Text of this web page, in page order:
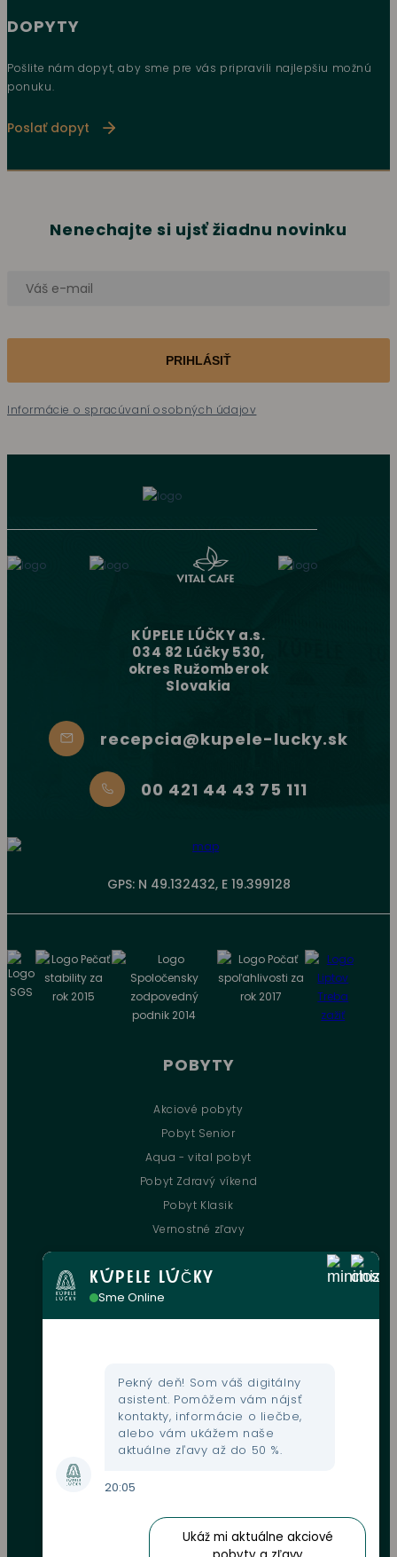
DOPYTY
Pošlite nám dopyt, aby sme pre vás pripravili najlepšiu možnú
ponuku.
Poslať dopyt
Nenechajte si ujsť žiadnu novinku
PRIHLÁSIŤ
Informácie o spracúvaní osobných údajov
KÚPELE LÚČKY a.s.
034 82 Lúčky 530,
okres Ružomberok
Slovakia
recepcia@kupele-lucky.sk
00 421 44 43 75 111
GPS: N 49.132432, E 19.399128
POBYTY
Akciové pobyty
Pobyt Senior
Aqua - vital pobyt
Pobyt Zdravý víkend
Pobyt Klasik
Vernostné zľavy
UŽITOČNÉ INFORMÁCIE
Mapa areálu
Webkamera
Fondy EU
Obchodné podmienky
Zľavové karty
Oznamovanie protispoločenskej činnosti
KÚPELE LÚČKY
Sme Online
Pekný deň! Som váš digitálny
asistent. Pomôžem vám nájsť
kontakty, informácie o liečbe,
alebo vám ukážem naše
aktuálne zľavy až do 50 %.
20:05
Ukáž mi aktuálne akciové